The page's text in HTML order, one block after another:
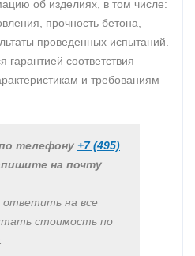
об изделиях, в том числе:
прочность бетона,
проведенных испытаний.
гарантией соответствия
и требованиям
телефону +7 (495)
на почту
на все
стоимость по